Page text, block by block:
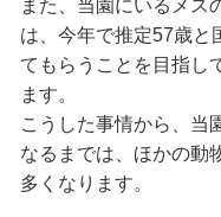
また、当園にいるメス
は、今年で推定57歳と
てもらうことを目指し
ます。
こうした事情から、当
なるまでは、ほかの動
多くなります。